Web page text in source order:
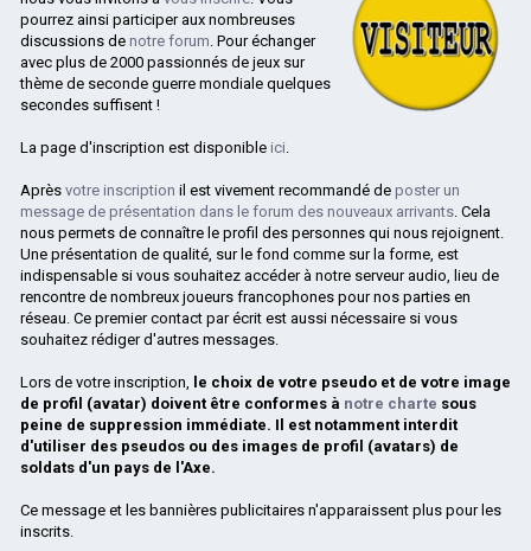
pourrez ainsi participer aux nombreuses
discussions de notre forum. Pour échanger
avec plus de 2000 passionnés de jeux sur
thème de seconde guerre mondiale quelques
secondes suffisent !
La page d'inscription est disponible ici.
Après votre inscription il est vivement recommandé de poster un
message de présentation dans le forum des nouveaux arrivants. Cela
nous permets de connaître le profil des personnes qui nous rejoignent.
Une présentation de qualité, sur le fond comme sur la forme, est
indispensable si vous souhaitez accéder à notre serveur audio, lieu de
rencontre de nombreux joueurs francophones pour nos parties en
réseau. Ce premier contact par écrit est aussi nécessaire si vous
souhaitez rédiger d'autres messages.
Lors de votre inscription, le choix de votre pseudo et de votre image
de profil (avatar) doivent être conformes à notre charte sous
peine de suppression immédiate. Il est notamment interdit
d'utiliser des pseudos ou des images de profil (avatars) de
soldats d'un pays de l'Axe.
Ce message et les bannières publicitaires n'apparaissent plus pour les
inscrits.